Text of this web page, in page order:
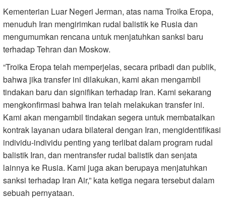
Kementerian Luar Negeri Jerman, atas nama Troika Eropa,
menuduh Iran mengirimkan rudal balistik ke Rusia dan
mengumumkan rencana untuk menjatuhkan sanksi baru
terhadap Tehran dan Moskow.
“Troika Eropa telah memperjelas, secara pribadi dan publik,
bahwa jika transfer ini dilakukan, kami akan mengambil
tindakan baru dan signifikan terhadap Iran. Kami sekarang
mengkonfirmasi bahwa Iran telah melakukan transfer ini.
Kami akan mengambil tindakan segera untuk membatalkan
kontrak layanan udara bilateral dengan Iran, mengidentifikasi
individu-individu penting yang terlibat dalam program rudal
balistik Iran, dan mentransfer rudal balistik dan senjata
lainnya ke Rusia. Kami juga akan berupaya menjatuhkan
sanksi terhadap Iran Air,” kata ketiga negara tersebut dalam
sebuah pernyataan.